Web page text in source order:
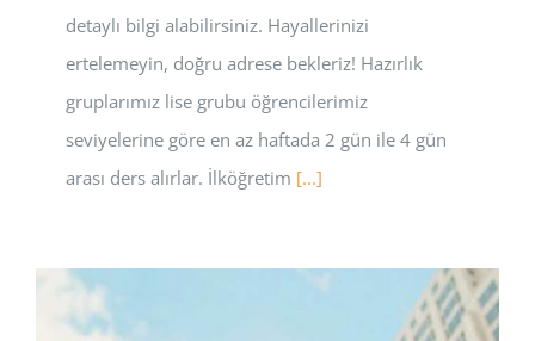
detaylı bilgi alabilirsiniz. Hayallerinizi
ertelemeyin, doğru adrese bekleriz! Hazırlık
gruplarımız lise grubu öğrencilerimiz
seviyelerine göre en az haftada 2 gün ile 4 gün
arası ders alırlar. İlköğretim [...]